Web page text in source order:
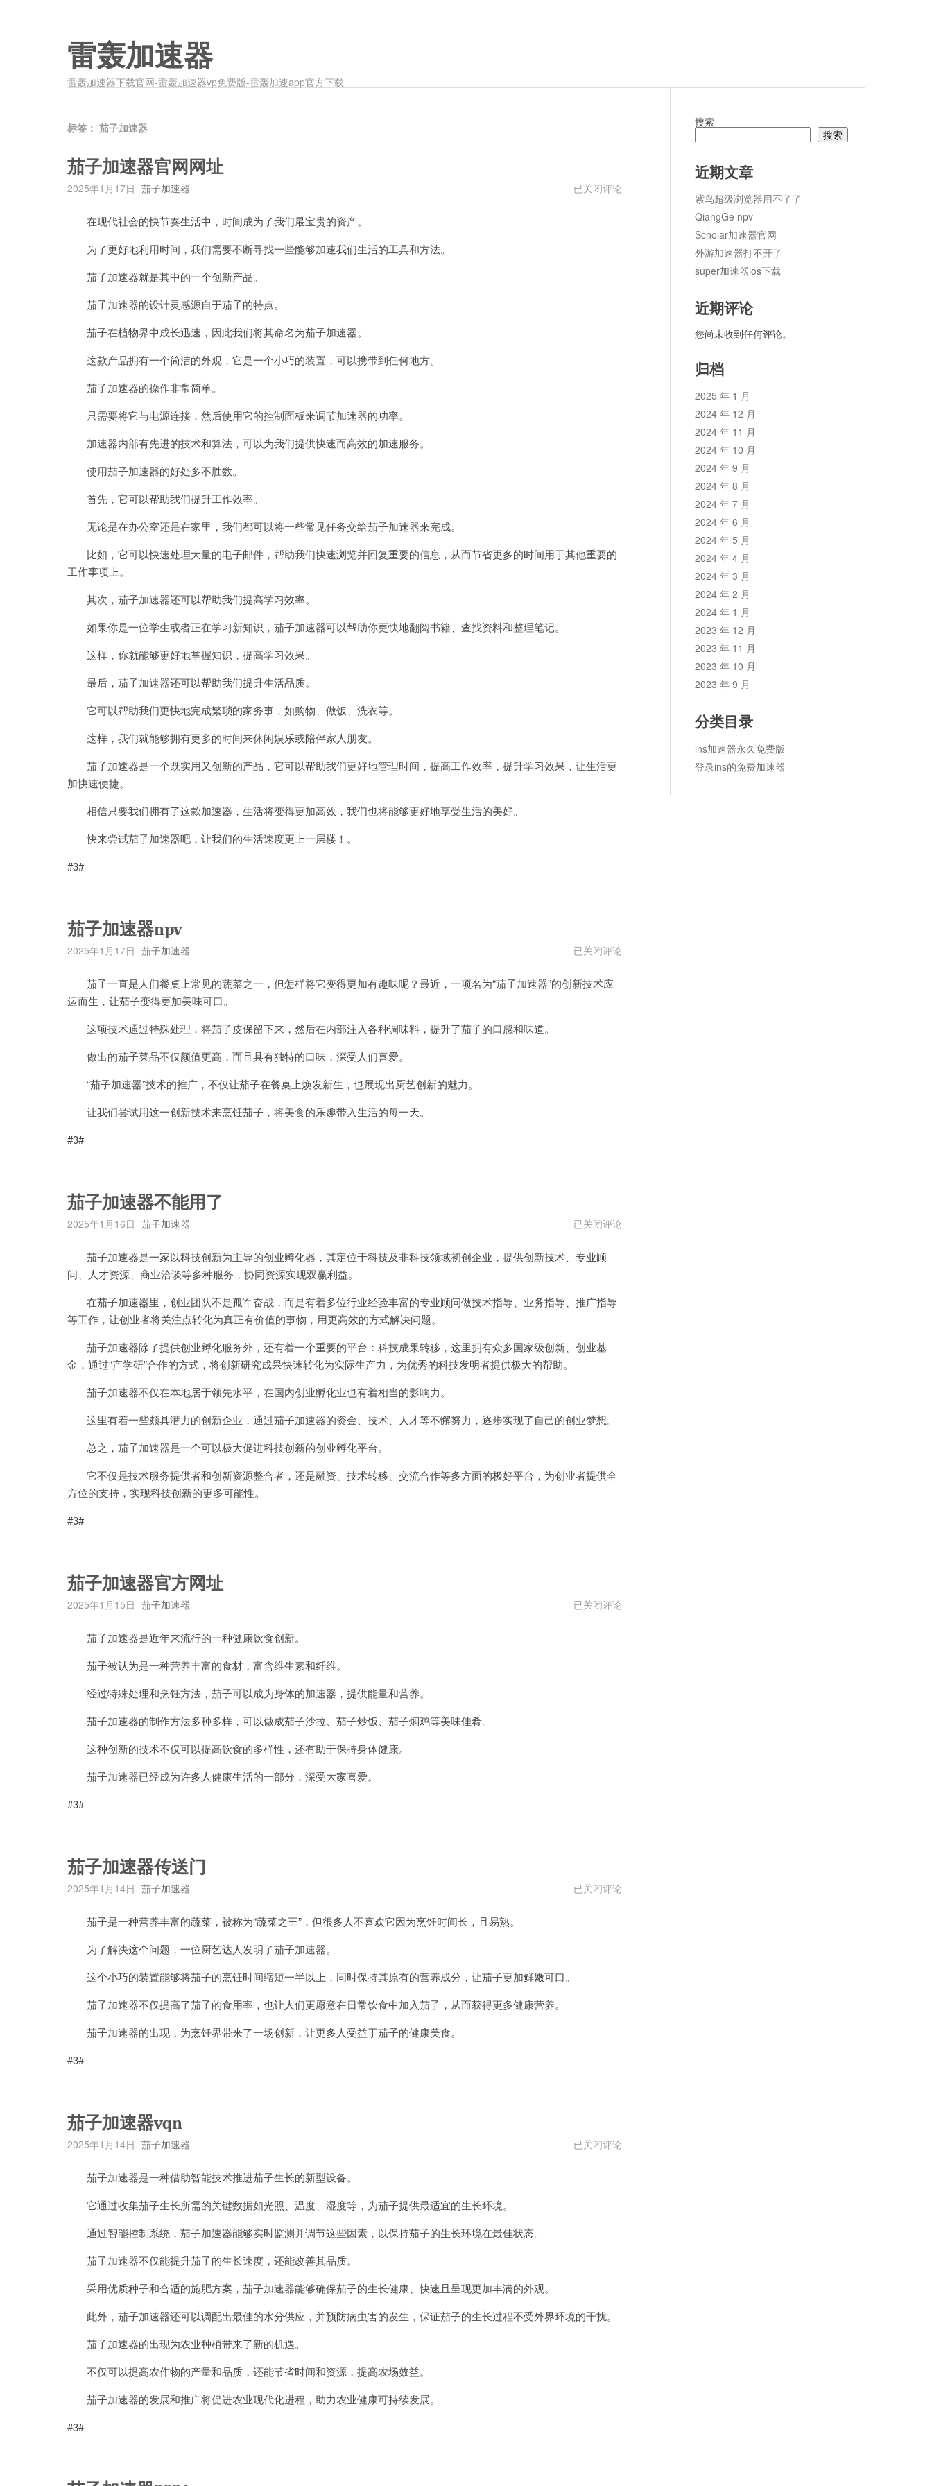
雷轰加速器
雷轰加速器下载官网-雷轰加速器vp免费版-雷轰加速app官方下载
标签： 茄子加速器
茄子加速器官网网址
2025年1月17日 茄子加速器
茄
子
已关闭评论
在现代社会的快节奏生活中，时间成为了我们最宝贵的资产。
为了更好地利用时间，我们需要不断寻找一些能够加速我们生活的工具和方法。
茄子加速器就是其中的一个创新产品。
茄子加速器的设计灵感源自于茄子的特点。
茄子在植物界中成长迅速，因此我们将其命名为茄子加速器。
这款产品拥有一个简洁的外观，它是一个小巧的装置，可以携带到任何地方。
茄子加速器的操作非常简单。
只需要将它与电源连接，然后使用它的控制面板来调节加速器的功率。
加速器内部有先进的技术和算法，可以为我们提供快速而高效的加速服务。
使用茄子加速器的好处多不胜数。
首先，它可以帮助我们提升工作效率。
无论是在办公室还是在家里，我们都可以将一些常见任务交给茄子加速器来完成。
比如，它可以快速处理大量的电子邮件，帮助我们快速浏览并回复重要的信息，从而节省更多的时间用于其他重要的
工作事项上。
其次，茄子加速器还可以帮助我们提高学习效率。
如果你是一位学生或者正在学习新知识，茄子加速器可以帮助你更快地翻阅书籍、查找资料和整理笔记。
这样，你就能够更好地掌握知识，提高学习效果。
最后，茄子加速器还可以帮助我们提升生活品质。
它可以帮助我们更快地完成繁琐的家务事，如购物、做饭、洗衣等。
这样，我们就能够拥有更多的时间来休闲娱乐或陪伴家人朋友。
茄子加速器是一个既实用又创新的产品，它可以帮助我们更好地管理时间，提高工作效率，提升学习效果，让生活更
加快速便捷。
相信只要我们拥有了这款加速器，生活将变得更加高效，我们也将能够更好地享受生活的美好。
快来尝试茄子加速器吧，让我们的生活速度更上一层楼！。
#3#
茄子加速器npv
2025年1月17日 茄子加速器
茄
子
速
器
已关闭评论
茄子一直是人们餐桌上常见的蔬菜之一，但怎样将它变得更加有趣味呢？最近，一项名为“茄子加速器”的创新技术应
运而生，让茄子变得更加美味可口。
这项技术通过特殊处理，将茄子皮保留下来，然后在内部注入各种调味料，提升了茄子的口感和味道。
做出的茄子菜品不仅颜值更高，而且具有独特的口味，深受人们喜爱。
“茄子加速器”技术的推广，不仅让茄子在餐桌上焕发新生，也展现出厨艺创新的魅力。
让我们尝试用这一创新技术来烹饪茄子，将美食的乐趣带入生活的每一天。
#3#
茄子加速器不能用了
2025年1月16日 茄子加速器
茄
子
速
器
用
了
已关闭评论
茄子加速器是一家以科技创新为主导的创业孵化器，其定位于科技及非科技领域初创企业，提供创新技术、专业顾
问、人才资源、商业洽谈等多种服务，协同资源实现双赢利益。
在茄子加速器里，创业团队不是孤军奋战，而是有着多位行业经验丰富的专业顾问做技术指导、业务指导、推广指导
等工作，让创业者将关注点转化为真正有价值的事物，用更高效的方式解决问题。
茄子加速器除了提供创业孵化服务外，还有着一个重要的平台：科技成果转移，这里拥有众多国家级创新、创业基
金，通过“产学研”合作的方式，将创新研究成果快速转化为实际生产力，为优秀的科技发明者提供极大的帮助。
茄子加速器不仅在本地居于领先水平，在国内创业孵化业也有着相当的影响力。
这里有着一些颇具潜力的创新企业，通过茄子加速器的资金、技术、人才等不懈努力，逐步实现了自己的创业梦想。
总之，茄子加速器是一个可以极大促进科技创新的创业孵化平台。
它不仅是技术服务提供者和创新资源整合者，还是融资、技术转移、交流合作等多方面的极好平台，为创业者提供全
方位的支持，实现科技创新的更多可能性。
#3#
茄子加速器官方网址
2025年1月15日 茄子加速器
茄
子
已关闭评论
茄子加速器是近年来流行的一种健康饮食创新。
茄子被认为是一种营养丰富的食材，富含维生素和纤维。
经过特殊处理和烹饪方法，茄子可以成为身体的加速器，提供能量和营养。
茄子加速器的制作方法多种多样，可以做成茄子沙拉、茄子炒饭、茄子焖鸡等美味佳肴。
这种创新的技术不仅可以提高饮食的多样性，还有助于保持身体健康。
茄子加速器已经成为许多人健康生活的一部分，深受大家喜爱。
#3#
茄子加速器传送门
2025年1月14日 茄子加速器
茄
子
已关闭评论
茄子是一种营养丰富的蔬菜，被称为“蔬菜之王”，但很多人不喜欢它因为烹饪时间长，且易熟。
为了解决这个问题，一位厨艺达人发明了茄子加速器。
这个小巧的装置能够将茄子的烹饪时间缩短一半以上，同时保持其原有的营养成分，让茄子更加鲜嫩可口。
茄子加速器不仅提高了茄子的食用率，也让人们更愿意在日常饮食中加入茄子，从而获得更多健康营养。
茄子加速器的出现，为烹饪界带来了一场创新，让更多人受益于茄子的健康美食。
#3#
茄子加速器vqn
2025年1月14日 茄子加速器
茄
子
已关闭评论
茄子加速器是一种借助智能技术推进茄子生长的新型设备。
它通过收集茄子生长所需的关键数据如光照、温度、湿度等，为茄子提供最适宜的生长环境。
通过智能控制系统，茄子加速器能够实时监测并调节这些因素，以保持茄子的生长环境在最佳状态。
茄子加速器不仅能提升茄子的生长速度，还能改善其品质。
采用优质种子和合适的施肥方案，茄子加速器能够确保茄子的生长健康、快速且呈现更加丰满的外观。
此外，茄子加速器还可以调配出最佳的水分供应，并预防病虫害的发生，保证茄子的生长过程不受外界环境的干扰。
茄子加速器的出现为农业种植带来了新的机遇。
不仅可以提高农作物的产量和品质，还能节省时间和资源，提高农场效益。
茄子加速器的发展和推广将促进农业现代化进程，助力农业健康可持续发展。
#3#
搜索
搜索
近期文章
紫鸟超级浏览器用不了了
QiangGe npv
Scholar加速器官网
外游加速器打不开了
super加速器ios下载
近期评论
您尚未收到任何评论。
归档
2025 年 1 月
2024 年 12 月
2024 年 11 月
2024 年 10 月
2024 年 9 月
2024 年 8 月
2024 年 7 月
2024 年 6 月
2024 年 5 月
2024 年 4 月
2024 年 3 月
2024 年 2 月
2024 年 1 月
2023 年 12 月
2023 年 11 月
2023 年 10 月
2023 年 9 月
分类目录
ins加速器永久免费版
登录ins的免费加速器